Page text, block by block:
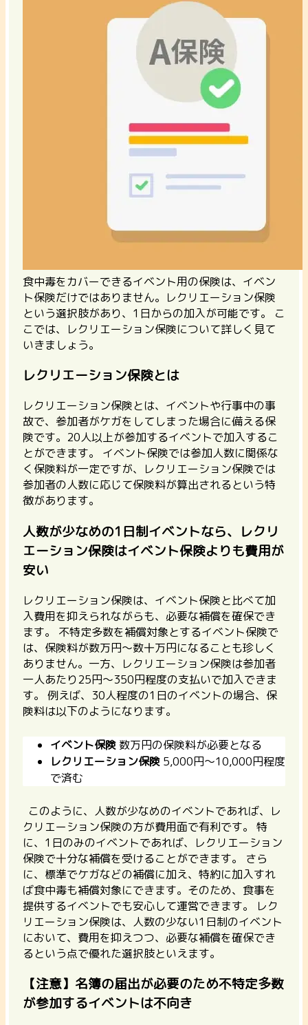
食中毒をカバーできるイベント用の保険は、イベン
ト保険だけではありません。 レクリエーション保険
という選択肢があり、1日からの加入が可能です。 こ
こでは、レクリエーション保険について詳しく見て
いきましょう。
レクリエーション保険とは
レクリエーション保険とは、イベントや行事中の事
故で、参加者がケガをしてしまった場合に備える保
険です。 20人以上が参加するイベントで加入するこ
とができます。
イベント保険では参加人数に関係な
く保険料が一定ですが、レクリエーション保険では
参加者の人数に応じて保険料が算出されるという特
徴があります。
人数が少なめの1日制イベントなら、レクリ
エーション保険はイベント保険よりも費用が
安い
レクリエーション保険は、イベント保険と比べて加
入費用を抑えられながらも、必要な補償を確保でき
ます。 不特定多数を補償対象とするイベント保険で
は、保険料が数万円～数十万円になることも珍しく
ありません。一方、
レクリエーション保険は参加者
一人あたり25円～350円程度の支払いで加入できま
す。 例えば、30人程度の1日のイベントの場合、保
険料は以下のようになります。
イベント保険 数万円の保険料が必要となる
レクリエーション保険 5,000円～10,000円程度
で済む
このように、人数が少なめのイベントであれば、レ
クリエーション保険の方が費用面で有利です。 特
に、1日のみのイベントであれば、レクリエーション
保険で十分な補償を受けることができます。 さら
に、 標準でケガなどの補償に加え、特約に加入すれ
ば食中毒も補償対象にできます。 そのため、食事を
提供するイベントでも安心して運営できます。 レク
リエーション保険は、人数の少ない1日制のイベント
において、費用を抑えつつ、必要な補償を確保でき
るという点で優れた選択肢といえます。
【注意】名簿の届出が必要のため不特定多数
が参加するイベントは不向き